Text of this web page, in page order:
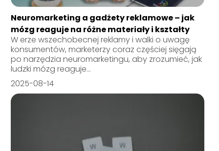
Neuromarketing a gadżety reklamowe – jak
mózg reaguje na różne materiały i kształty
W erze wszechobecnej reklamy i walki o uwagę
konsumentów, marketerzy coraz częściej sięgają
po narzędzia neuromarketingu, aby zrozumieć, jak
ludzki mózg reaguje...
2025-08-14